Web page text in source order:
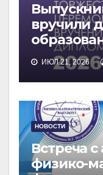
вручили
ИЮЛ 21, 2026
НОВОСТИ
Встреча
физико-